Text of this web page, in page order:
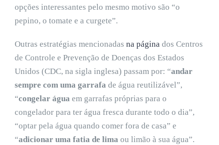
opções interessantes pelo mesmo motivo são “o
pepino, o tomate e a curgete”.
Outras estratégias mencionadas na página dos Centros
de Controle e Prevenção de Doenças dos Estados
Unidos (CDC, na sigla inglesa) passam por: “andar
sempre com uma garrafa de água reutilizável”,
“congelar água em garrafas próprias para o
congelador para ter água fresca durante todo o dia”,
“optar pela água quando comer fora de casa” e
“adicionar uma fatia de lima ou limão à sua água”.